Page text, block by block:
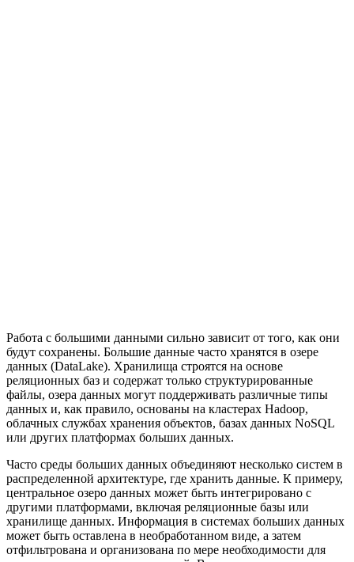
Работа с большими данными сильно зависит от того, как они
будут сохранены. Большие данные часто хранятся в озере
данных (DataLake). Хранилища строятся на основе
реляционных баз и содержат только структурированные
файлы, озера данных могут поддерживать различные типы
данных и, как правило, основаны на кластерах Hadoop,
облачных службах хранения объектов, базах данных NoSQL
или других платформах больших данных.
Часто среды больших данных объединяют несколько систем в
распределенной архитектуре, где хранить данные. К примеру,
центральное озеро данных может быть интегрировано с
другими платформами, включая реляционные базы или
хранилище данных. Информация в системах больших данных
может быть оставлена в необработанном виде, а затем
отфильтрована и организована по мере необходимости для